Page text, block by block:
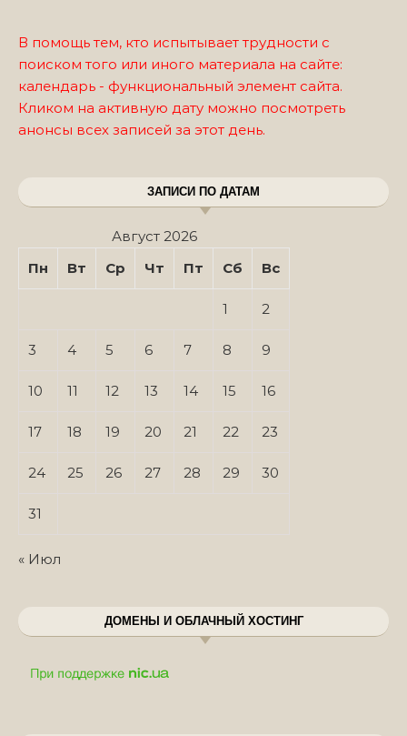
В помощь тем, кто испытывает трудности с
поиском того или иного материала на сайте:
календарь - функциональный элемент сайта.
Кликом на активную дату можно посмотреть
анонсы всех записей за этот день.
ЗАПИСИ ПО ДАТАМ
Август 2026
Пн
Вт Ср Чт Пт Сб Вс
1 2
3 4 5 6 7 8 9
10 11 12 13 14 15 16
17 18 19 20 21 22 23
24 25 26 27 28 29 30
31
« Июл
ДОМЕНЫ И ОБЛАЧНЫЙ ХОСТИНГ